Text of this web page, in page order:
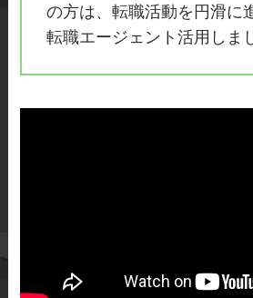
の方は、転職活動を円滑に
転職エージェント活用しま